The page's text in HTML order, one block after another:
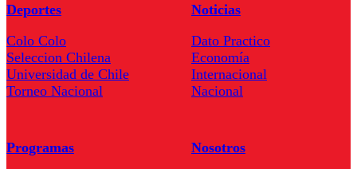
Deportes
Colo Colo
Seleccion Chilena
Universidad de Chile
Torneo Nacional
Noticias
Dato Practico
Economía
Internacional
Nacional
Programas
Nosotros